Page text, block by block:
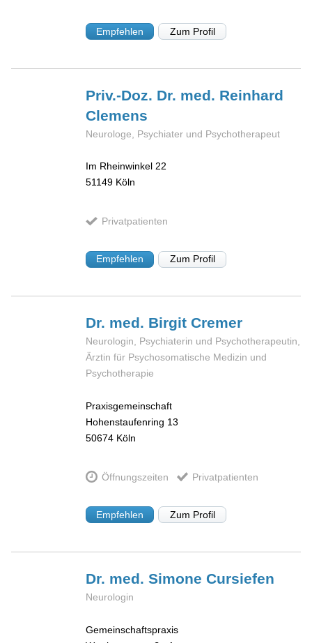
Empfehlen Zum Profil
Priv.-Doz. Dr. med. Reinhard
Clemens
Neurologe, Psychiater und Psychotherapeut
Im Rheinwinkel 22
51149 Köln
Privatpatienten
Empfehlen Zum Profil
Dr. med. BirgitCremer
Neurologin, Psychiaterin und Psychotherapeutin,
Ärztin für Psychosomatische Medizin und
Psychotherapie
Praxisgemeinschaft
Hohenstaufenring 13
50674 Köln
Öffnungszeiten Privatpatienten
Empfehlen Zum Profil
Dr. med. SimoneCursiefen
Neurologin
Gemeinschaftspraxis